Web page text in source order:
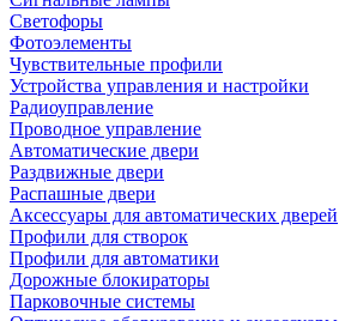
Светофоры
Фотоэлементы
Чувствительные профили
Устройства управления и настройки
Радиоуправление
Проводное управление
Автоматические двери
Раздвижные двери
Распашные двери
Аксессуары для автоматических дверей
Профили для створок
Профили для автоматики
Дорожные блокираторы
Парковочные системы